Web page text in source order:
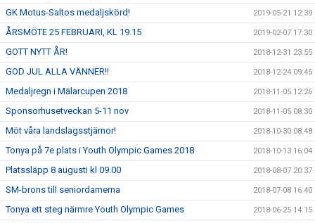
GK Motus-Saltos medaljskörd! 2019-05-21 12:39
ÅRSMÖTE 25 FEBRUARI, KL 19.15 2019-02-07 17:30
GOTT NYTT ÅR! 2018-12-31 23:55
GOD JUL ALLA VÄNNER!! 2018-12-24 09:45
Medaljregn i Mälarcupen 2018 2018-11-05 12:26
Sponsorhusetveckan 5-11 nov 2018-11-05 08:30
Möt våra landslagsstjärnor! 2018-10-30 08:48
Tonya på 7e plats i Youth Olympic Games 2018 2018-10-13 16:04
Platssläpp 8 augusti kl 09.00 2018-08-07 20:37
SM-brons till seniordamerna 2018-07-08 16:40
Tonya ett steg närmre Youth Olympic Games 2018-06-25 14:15